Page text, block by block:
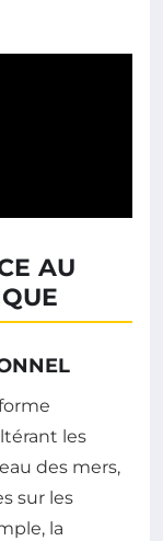
AU
les
des mers,
sur les
la